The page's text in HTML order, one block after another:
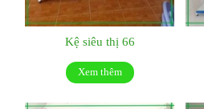
Kệ siêu thị 66
Xem thêm